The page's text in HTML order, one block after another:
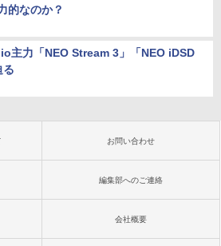
的なのか？
主力「NEO Stream 3」「NEO iDSD
る
お問い合わせ
編集部へのご連絡
会社概要